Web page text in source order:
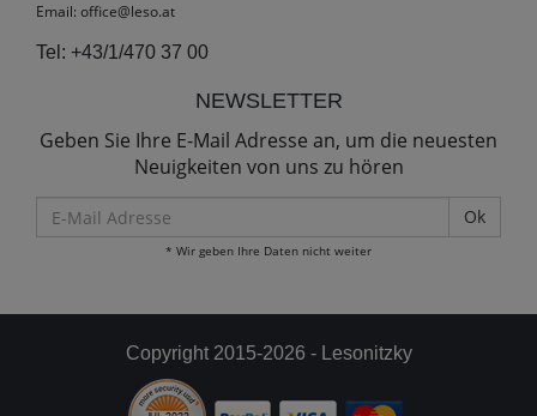
Email: office@leso.at
Tel: +43/1/470 37 00
NEWSLETTER
Geben Sie Ihre E-Mail Adresse an, um die neuesten
Neuigkeiten von uns zu hören
Mail
Adresse
* Wir geben Ihre Daten nicht weiter
Copyright 2015-2026 - Lesonitzky